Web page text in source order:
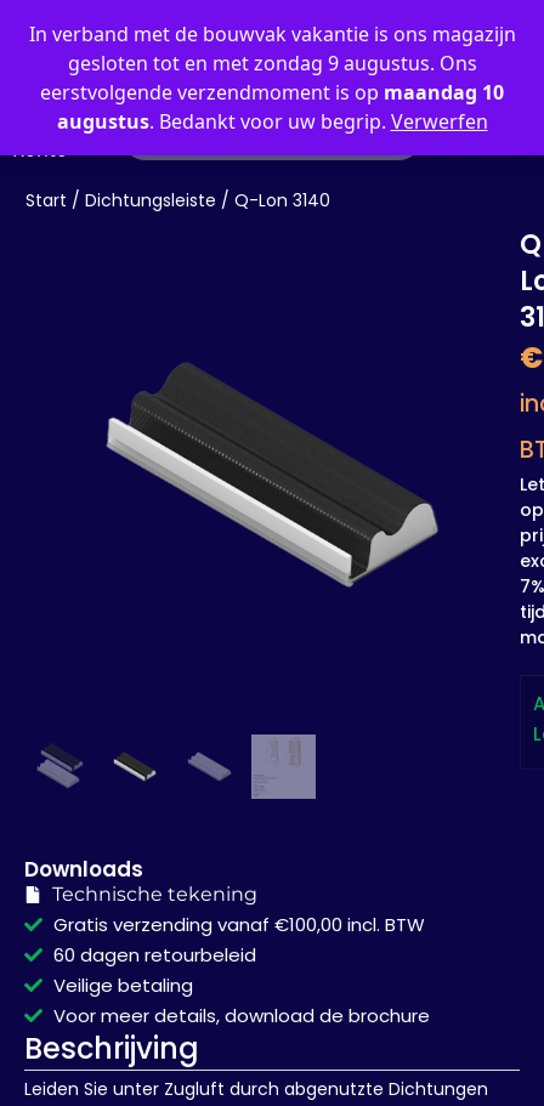
In verband met de bouwvak vakantie is ons magazijn
gesloten tot en met zondag 9 augustus. Ons
eerstvolgende verzendmoment is op maandag 10
augustus. Bedankt voor uw begrip. Verwerfen
Mein
Konto
Start / Dichtungsleiste / Q-Lon 3140
€
Let
7%
Downloads
Technische tekening
Gratis verzending vanaf €100,00 incl. BTW
60 dagen retourbeleid
Veilige betaling
Voor meer details, download de brochure
Beschrijving
Leiden Sie unter Zugluft durch abgenutzte Dichtungen